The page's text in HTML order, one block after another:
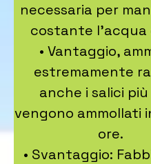
necessaria per
costante l’acqua
• Vantaggio,
estremamente
anche i salici
vengono ammollati
ore.
• Svantaggio: